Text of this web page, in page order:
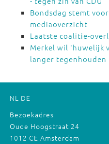
Bondsdag stemt
mediaoverzicht
Laatste coalitie-
Merkel wil 'huwelijk
langer tegenhouden
NL DE
Bezoekadres
Oude Hoogstraat 24
1012 CE Amsterdam